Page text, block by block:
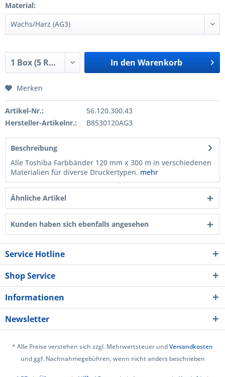
Material:
In den Warenkorb
Merken
Artikel-Nr.:
56.120.300.43
Hersteller-Artikelnr.:
B8530120AG3
Beschreibung
Alle Toshiba Farbbänder 120 mm x 300 m in verschiedenen
Materialien für diverse Druckertypen. mehr
Ähnliche Artikel
Kunden haben sich ebenfalls angesehen
Service Hotline
Shop Service
Informationen
Newsletter
* Alle Preise verstehen sich zzgl. Mehrwertsteuer undVersandkosten
und ggf. Nachnahmegebühren, wenn nicht anders beschrieben